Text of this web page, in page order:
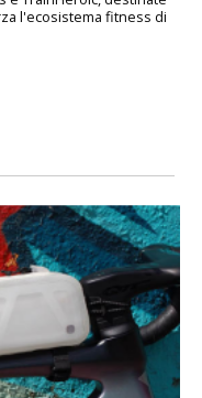
l'ecosistema fitness di